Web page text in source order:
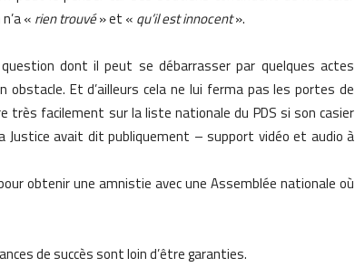
« rien trouvé» et « qu’il est innocent».
dont il peut se débarrasser par quelques actes
obstacle. Et d’ailleurs cela ne lui ferma pas les portes de
très facilement sur la liste nationale du PDS si son casier
Justice avait dit publiquement – support vidéo et audio à
obtenir une amnistie avec une Assemblée nationale où
de succès sont loin d’être garanties.